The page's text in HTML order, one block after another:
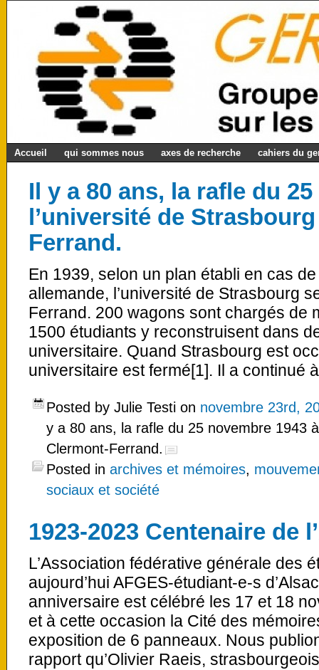
Accueil qui sommes nous axes de recherche cahiers du
Il y a 80 ans, la rafle du
l’université de
Ferrand.
En 1939, selon un plan établi en cas
allemande, l’université de Strasbourg
Ferrand. 200 wagons sont chargés de
1500 étudiants y reconstruisent dans
universitaire. Quand Strasbourg est
universitaire est fermé[1]. Il a continué
Posted by Julie Testi on novembre 23rd,
y a 80 ans, la rafle du 25 novembre 1943
Clermont-Ferrand.
Posted in archives et mémoires,
sociaux et société
1923-2023 Centenaire de
L’Association fédérative générale des
aujourd’hui AFGES-étudiant-e-s
anniversaire est célébré les 17 et 18
et à cette occasion la Cité des
exposition de 6 panneaux. Nous
rapport qu’Olivier Raeis,